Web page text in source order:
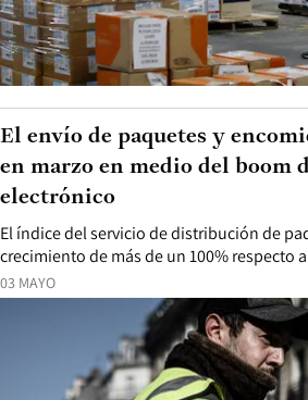
03 MAYO
El índice del servicio de distribución de
crecimiento de más de un 100% respecto
El envío de paquetes y
en marzo en medio del boom
electrónico